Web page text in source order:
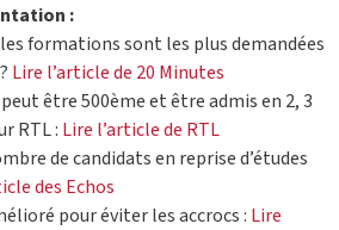
:
formations sont les plus demandées
Lire l’article de 20 Minutes
peut être 500ème et être admis en 2, 3
RTL : Lire l’article de RTL
de candidats en reprise d’études
des Echos
pour éviter les accrocs : Lire